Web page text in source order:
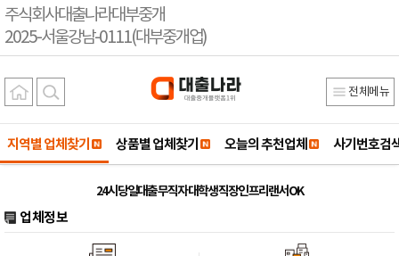
주식회사대출나라대부중개
2025-서울강남-0111(대부중개업)
전체메뉴
지역별 업체찾기 상품별 업체찾기 오늘의 추천업체 사기번호검
24시 당일대출 무직자 대학생 직장인 프리랜서 OK
업체정보